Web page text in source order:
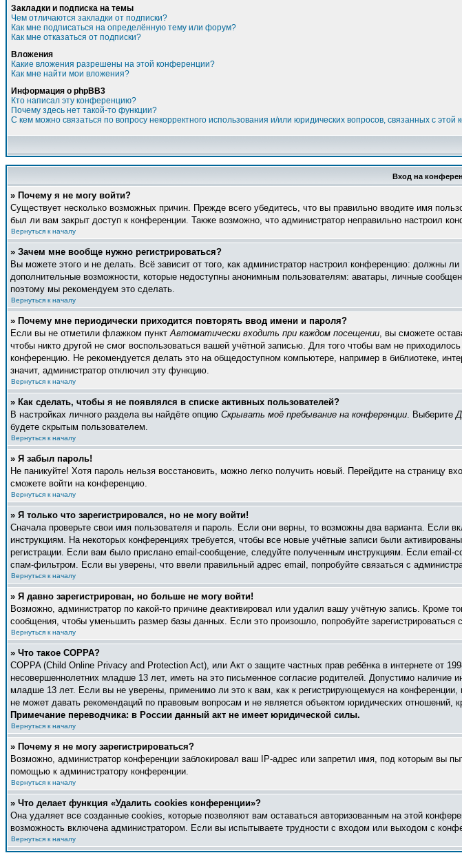
Закладки и подписка на темы
Чем отличаются закладки от подписки?
Как мне подписаться на определённую тему или форум?
Как мне отказаться от подписки?
Вложения
Какие вложения разрешены на этой конференции?
Как мне найти мои вложения?
Информация о phpBB3
Кто написал эту конференцию?
Почему здесь нет такой-то функции?
С кем можно связаться по вопросу некорректного использования и/или юридических вопросов, связанных с этой
Вход на
» Почему я не могу войти?
Существует несколько возможных причин. Прежде всего убедитесь, что вы правильно вводите имя
был ли вам закрыт доступ к конференции. Также возможно, что администратор неправильно настроил
Вернуться к началу
» Зачем мне вообще нужно регистрироваться?
Вы можете этого и не делать. Всё зависит от того, как администратор настроил конференцию: должны
дополнительные возможности, которые недоступны анонимным пользователям: аватары, личные
поэтому мы рекомендуем это сделать.
Вернуться к началу
» Почему мне периодически приходится повторять ввод имени и пароля?
Если вы не отметили флажком пунктАвтоматически входить при каждом посещении, вы сможете
чтобы никто другой не смог воспользоваться вашей учётной записью. Для того чтобы вам не
конференцию. Не рекомендуется делать это на общедоступном компьютере, например в библиотеке,
значит, администратор отключил эту функцию.
Вернуться к началу
» Как сделать, чтобы я не появлялся в списке активных пользователей?
В настройках личного раздела вы найдёте опцию Скрывать моё пребывание на конференции. Выберите
будете скрытым пользователем.
Вернуться к началу
» Я забыл пароль!
Не паникуйте! Хотя пароль нельзя восстановить, можно легко получить новый. Перейдите на страницу
сможете войти на конференцию.
Вернуться к началу
» Я только что зарегистрировался, но не могу войти!
Сначала проверьте свои имя пользователя и пароль. Если они верны, то возможны два варианта. Если
инструкциям. На некоторых конференциях требуется, чтобы все новые учётные записи были
регистрации. Если вам было прислано email-сообщение, следуйте полученным инструкциям. Если
спам-фильтром. Если вы уверены, что ввели правильный адрес email, попробуйте связаться с
Вернуться к началу
» Я давно зарегистрирован, но больше не могу войти!
Возможно, администратор по какой-то причине деактивировал или удалил вашу учётную запись. Кроме
сообщения, чтобы уменьшить размер базы данных. Если это произошло, попробуйте зарегистрироваться
Вернуться к началу
» Что такое COPPA?
COPPA (Child Online Privacy and Protection Act), или Акт о защите частных прав ребёнка в интернете от
несовершеннолетних младше 13 лет, иметь на это письменное согласие родителей. Допустимо
младше 13 лет. Если вы не уверены, применимо ли это к вам, как к регистрирующемуся на
не может давать рекомендаций по правовым вопросам и не является объектом юридических отношений,
Примечание переводчика: в России данный акт не имеет юридической силы.
Вернуться к началу
» Почему я не могу зарегистрироваться?
Возможно, администратор конференции заблокировал ваш IP-адрес или запретил имя, под которым вы
помощью к администратору конференции.
Вернуться к началу
» Что делает функция «Удалить cookies конференции»?
Она удаляет все созданные cookies, которые позволяют вам оставаться авторизованным на этой
возможность включена администратором. Если вы испытываете трудности с входом или выходом с
Вернуться к началу